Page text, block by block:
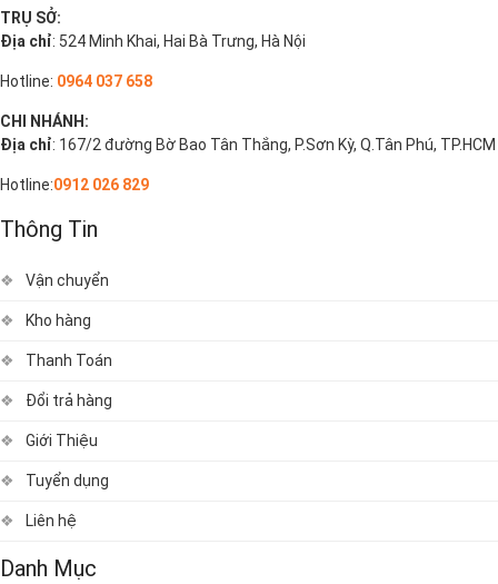
TRỤ SỞ:
Địa chỉ: 524 Minh Khai, Hai Bà Trưng, Hà Nội
Hotline: 0964 037 658
CHI NHÁNH:
Địa chỉ: 167/2 đường Bờ Bao Tân Thắng, P.Sơn Kỳ, Q.Tân Phú, TP.HCM
Hotline:0912 026 829
Thông Tin
Vận chuyển
Kho hàng
Thanh Toán
Đổi trả hàng
Giới Thiệu
Tuyển dụng
Liên hệ
Danh Mục